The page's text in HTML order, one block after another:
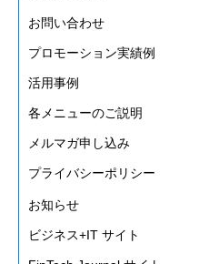
お問い合わせ
プロモーション実績例
活用事例
各メニューのご説明
メルマガ申し込み
プライバシーポリシー
お知らせ
ビジネス+IT サイト